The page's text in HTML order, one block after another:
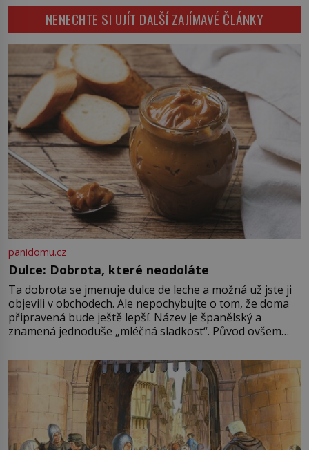
Napoleon Bonaparte (1769–1821)
má pro malbu slabost, a tak si ji
ještě jako první konzul přemístí do
své ložnice v Tuilerisjkém […]
NENECHTE SI UJÍT DALŠÍ ZAJÍMAVÉ ČLÁNKY
panidomu.cz
Dulce: Dobrota, které neodoláte
Ta dobrota se jmenuje dulce de leche a možná už jste ji
objevili v obchodech. Ale nepochybujte o tom, že doma
připravená bude ještě lepší. Název je španělský a
znamená jednoduše „mléčná sladkost“. Původ ovšem
pře hned několik latinskoamerických zemí a k tomu
Francie, kde se traduje,